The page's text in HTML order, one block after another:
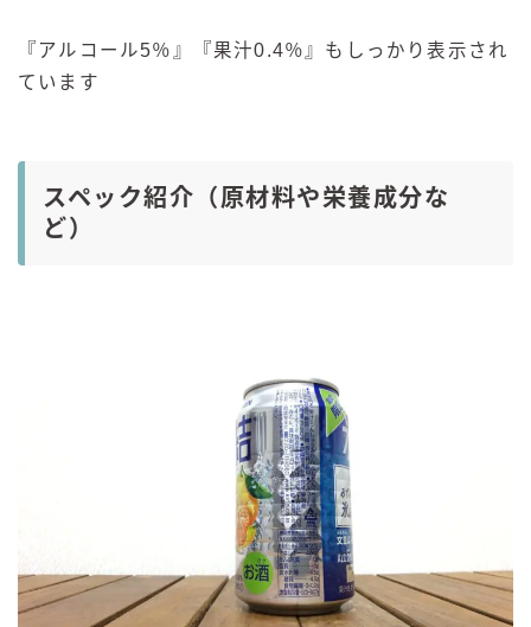
『アルコール5％』『果汁0.4％』もしっかり表示され
ています
スペック紹介（原材料や栄養成分な
ど）